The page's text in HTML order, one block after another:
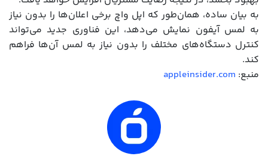
به بیان ساده، همان‌طور که اپل واچ برخی اعلان‌ها را بدون نیاز
به لمس آیفون نمایش می‌دهد، این فناوری جدید می‌تواند
کنترل دستگاه‌های مختلف را بدون نیاز به لمس آن‌ها فراهم
کند.
منبع: appleinsider.com